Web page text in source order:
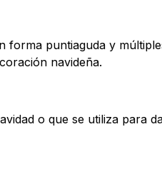
puntiaguda y
navideña.
o que se utiliza para